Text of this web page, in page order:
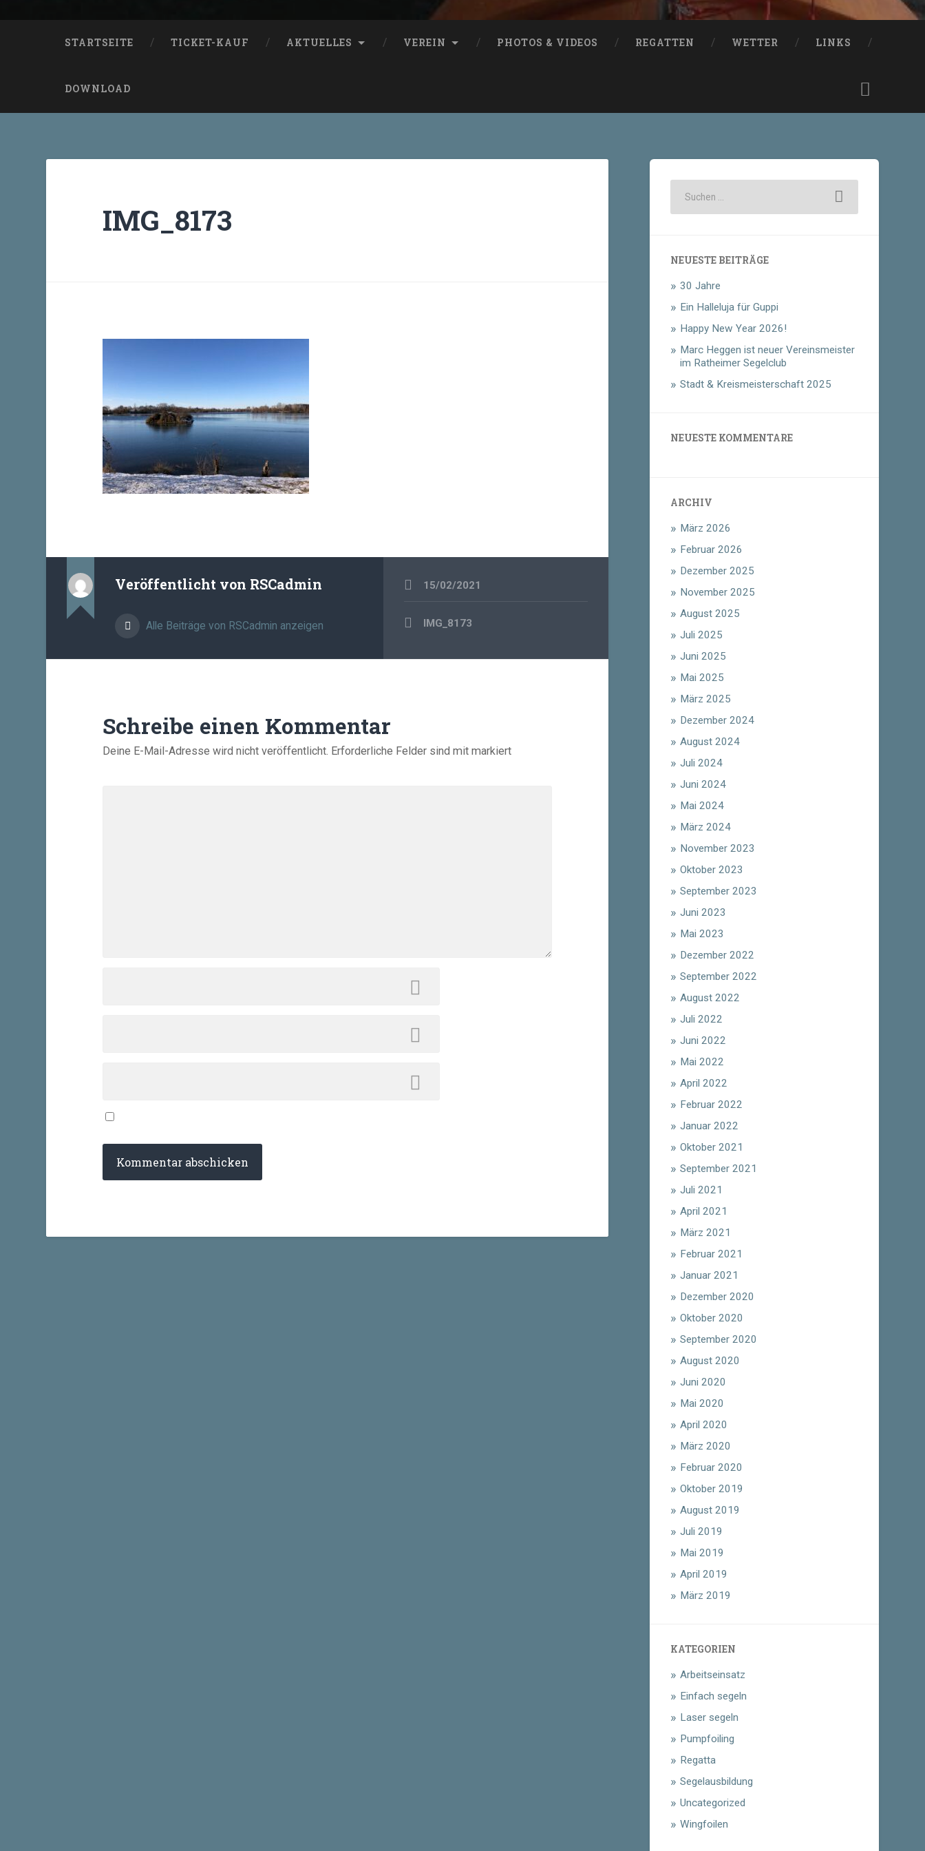
STARTSEITE TICKET-KAUF AKTUELLES VEREIN PHOTOS & VIDEOS REGATTEN WETTER LINKS
DOWNLOAD
IMG_8173
Veröffentlicht von RSCadmin
Alle Beiträge von RSCadmin anzeigen
15/02/2021
Beitragsnavigation
IMG_8173
Schreibe einen Kommentar
Deine E-Mail-Adresse wird nicht veröffentlicht. Erforderliche Felder sind mit markiert
NEUESTE BEITRÄGE
30 Jahre
Ein Halleluja für Guppi
Happy New Year 2026!
Marc Heggen ist neuer Vereinsmeister
im Ratheimer Segelclub
Stadt & Kreismeisterschaft 2025
NEUESTE KOMMENTARE
ARCHIV
März 2026
Februar 2026
Dezember 2025
November 2025
August 2025
Juli 2025
Juni 2025
Mai 2025
März 2025
Dezember 2024
August 2024
Juli 2024
Juni 2024
Mai 2024
März 2024
November 2023
Oktober 2023
September 2023
Juni 2023
Mai 2023
Dezember 2022
September 2022
August 2022
Juli 2022
Juni 2022
Mai 2022
April 2022
Februar 2022
Januar 2022
Oktober 2021
September 2021
Juli 2021
April 2021
März 2021
Februar 2021
Januar 2021
Dezember 2020
Oktober 2020
September 2020
August 2020
Juni 2020
Mai 2020
April 2020
März 2020
Februar 2020
Oktober 2019
August 2019
Juli 2019
Mai 2019
April 2019
März 2019
KATEGORIEN
Arbeitseinsatz
Einfach segeln
Laser segeln
Pumpfoiling
Regatta
Segelausbildung
Uncategorized
Wingfoilen